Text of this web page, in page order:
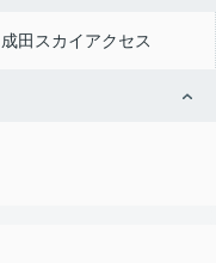
成田スカイアクセス